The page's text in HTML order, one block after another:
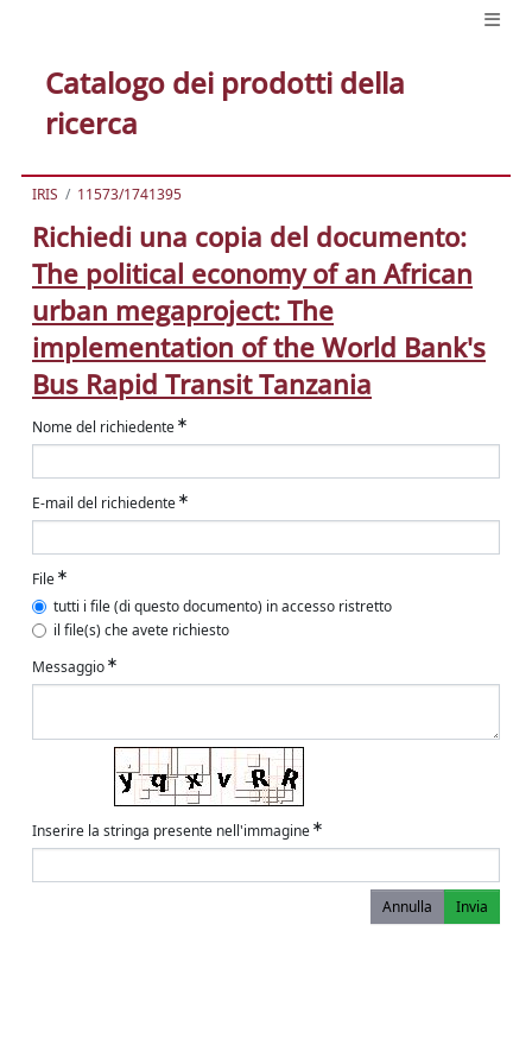
Catalogo dei prodotti della
ricerca
IRIS 11573/1741395
Richiedi una copia del documento:
The political economy of an African
urban megaproject: The
implementation of the World Bank's
Bus Rapid Transit Tanzania
Nome del richiedente
E-mail del richiedente
File
tutti i file (di questo documento) in accesso ristretto
il file(s) che avete richiesto
Messaggio
Inserire la stringa presente nell'immagine
Annulla Invia